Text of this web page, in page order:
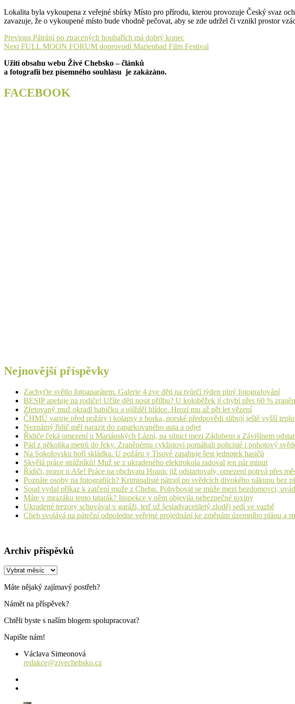
Lokalita byla vykoupena z veřejné sbírky Místo pro přírodu, kterou provozuje Český svaz
zavazuje, že o vykoupené místo bude vhodně pečovat, aby se zde udržel či vznikl prostor
Navigace
pro
příspěvek
Previous Previous
post:
Pátrání po ztracených houbařích má dobrý konec
Next Next
FULL MOON FORUM doprovodí Marienbad Film Festival
Užití obsahu webu Živé Chebsko – článků
a fotografií bez písemného souhlasu je zakázáno.
FACEBOOK
Nejnovější příspěvky
Zachyťte světlo fotoaparátem. Galerie 4 zve děti na tvůrčí týden plný fotografování
BESIP apeluje na rodiče! Učíte děti nosit přilbu? U koloběžek jí chybí přes 60 %
Zfetovaný muž okradl babičku a ujížděl hlídce. Hrozí mu až pět let vězení
ČHMÚ varuje před požáry i kolapsy z horka, norské předpovědi slibují ještě vyšší
Neznámý řidič měl narazit do zaparkovaného auta a odjet
Řidiče čeká omezení u Mariánských Lázní, na silnici mezi Zádubem a Závišínem
Pád z několika metrů do řeky. Zraněnému cyklistovi pomáhali policisté i pohotový
Na Sokolovsku hoří skládka. U požáru v Tisové zasahuje šest jednotek hasičů
Skvělá práce strážníků! Muž se z ukradeného elektrokola radoval jen pár minut
Řidiči, pozor u Aše! Práce na obchvatu Hranic již odstartovaly, omezení potrvá přes
Poznáte osoby na fotografiích? Kriminalisté pátrají po svědcích divokého nákupu bez
Soud vydal příkaz k zatčení muže z Chebu. Pohybovat se může mezi bezdomovci,
Máte v mrazáku tento tatarák? Inspekce v něm objevila nebezpečné toxiny
Ukradené trezory schovával v garáži, teď už šestadvacetiletý zloděj sedí ve vazbě
Cheb svolává na páteční odpoledne veřejné projednání ke změnám územního plánu a
Archiv příspěvků
Archiv
Máte nějaký zajímavý postřeh?
Námět na příspěvek?
Chtěli byste s naším blogem spolupracovat?
Napište nám!
Václava Simeonová
redakce@zivechebsko.cz